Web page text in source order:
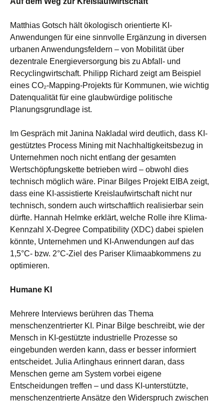
Matthias Gotsch hält ökologisch orientierte KI-
Anwendungen für eine sinnvolle Ergänzung in diversen
urbanen Anwendungsfeldern – von Mobilität über
dezentrale Energieversorgung bis zu Abfall- und
Recyclingwirtschaft. Philipp Richard zeigt am Beispiel
eines CO₂-Mapping-Projekts für Kommunen, wie wichtig
Datenqualität für eine glaubwürdige politische
Planungsgrundlage ist.
Im Gespräch mit Janina Nakladal wird deutlich, dass KI-
gestütztes Process Mining mit Nachhaltigkeitsbezug in
Unternehmen noch nicht entlang der gesamten
Wertschöpfungskette betrieben wird – obwohl dies
technisch möglich wäre. Pinar Bilges Projekt EIBA zeigt,
dass eine KI-assistierte Kreislaufwirtschaft nicht nur
technisch, sondern auch wirtschaftlich realisierbar sein
dürfte. Hannah Helmke erklärt, welche Rolle ihre Klima-
Kennzahl X-Degree Compatibility (XDC) dabei spielen
könnte, Unternehmen und KI-Anwendungen auf das
1,5°C- bzw. 2°C-Ziel des Pariser Klimaabkommens zu
optimieren.
Humane KI
Mehrere Interviews berühren das Thema
menschenzentrierter KI. Pinar Bilge beschreibt, wie der
Mensch in KI-gestützte industrielle Prozesse so
eingebunden werden kann, dass er besser informiert
entscheidet. Julia Arlinghaus erinnert daran, dass
Menschen gerne am System vorbei eigene
Entscheidungen treffen – und dass KI-unterstützte,
menschenzentrierte Ansätze den Widerspruch zwischen